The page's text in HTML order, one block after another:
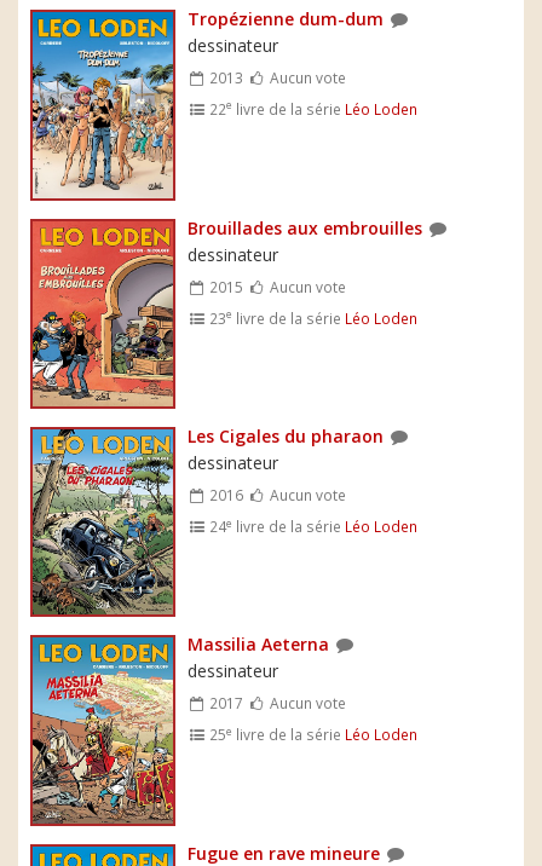
Tropézienne dum-dum
dessinateur
2013
Aucun vote
22e livre de la série Léo Loden
Brouillades aux embrouilles
dessinateur
2015
Aucun vote
23e livre de la série Léo Loden
Les Cigales du pharaon
dessinateur
2016
Aucun vote
24e livre de la série Léo Loden
Massilia Aeterna
dessinateur
2017
Aucun vote
25e livre de la série Léo Loden
Fugue en rave mineure